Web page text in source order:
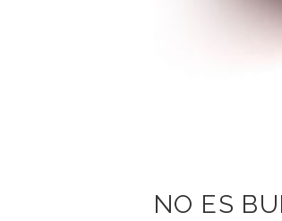
NO ES